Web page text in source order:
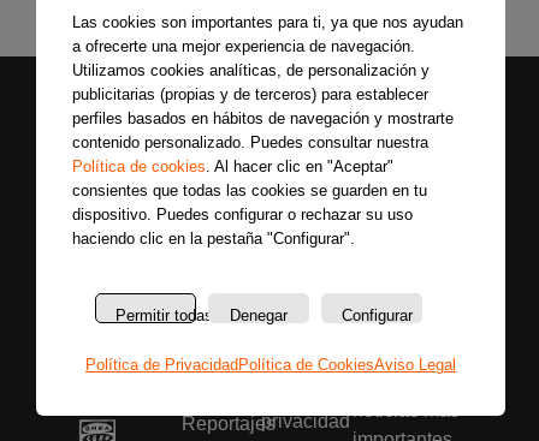
Las cookies son importantes para ti, ya que nos ayudan
a ofrecerte una mejor experiencia de navegación.
Utilizamos cookies analíticas, de personalización y
publicitarias (propias y de terceros) para establecer
perfiles basados en hábitos de navegación y mostrarte
contenido personalizado. Puedes consultar nuestra
Política de cookies. Al hacer clic en "Aceptar"
consientes que todas las cookies se guarden en tu
dispositivo. Puedes configurar o rechazar su uso
haciendo clic en la pestaña "Configurar".
Permitir todas Denegar Configurar
Política de Privacidad Política de CookiesAviso Legal
Secciones
noticias
Entrevistas
Reportajes
Sobre
Política
privacidad
Únete a nuestras
redes sociales y